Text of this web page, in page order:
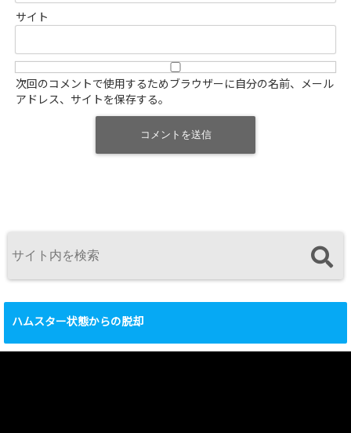
サイト
次回のコメントで使用するためブラウザーに自分の名前、メール
アドレス、サイトを保存する。
ハムスター状態からの脱却